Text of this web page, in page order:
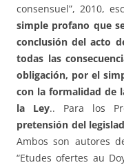
consensuel”, 2010,
simple profano que
conclusión del acto
todas las
obligación, por el
con la formalidad de
la Ley.. Para los
pretensión del
Ambos son autores
“Etudes ofertes au